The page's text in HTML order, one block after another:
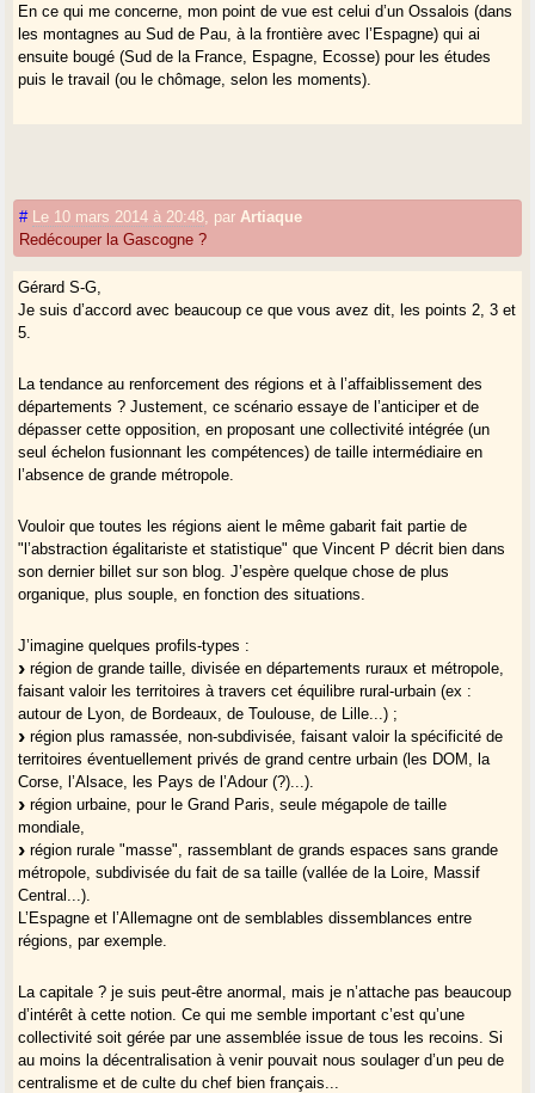
En ce qui me concerne, mon point de vue est celui d’un Ossalois (dans
les montagnes au Sud de Pau, à la frontière avec l’Espagne) qui ai
ensuite bougé (Sud de la France, Espagne, Ecosse) pour les études
puis le travail (ou le chômage, selon les moments).
# Le 10 mars 2014 à 20:48 par Artiaque
Redécouper la Gascogne ?
Gérard S-G,
Je suis d’accord avec beaucoup ce que vous avez dit, les points 2, 3 et
5.
La tendance au renforcement des régions et à l’affaiblissement des
départements ? Justement, ce scénario essaye de l’anticiper et de
dépasser cette opposition, en proposant une collectivité intégrée (un
seul échelon fusionnant les compétences) de taille intermédiaire en
l’absence de grande métropole.
Vouloir que toutes les régions aient le même gabarit fait partie de
"l’abstraction égalitariste et statistique" que Vincent P décrit bien dans
son dernier billet sur son blog. J’espère quelque chose de plus
organique, plus souple, en fonction des situations.
J’imagine quelques profils-types :
région de grande taille, divisée en départements ruraux et métropole,
faisant valoir les territoires à travers cet équilibre rural-urbain (ex :
autour de Lyon, de Bordeaux, de Toulouse, de Lille...) ;
région plus ramassée, non-subdivisée, faisant valoir la spécificité de
territoires éventuellement privés de grand centre urbain (les DOM, la
Corse, l’Alsace, les Pays de l’Adour (?)...).
région urbaine, pour le Grand Paris, seule mégapole de taille
mondiale,
région rurale "masse", rassemblant de grands espaces sans grande
métropole, subdivisée du fait de sa taille (vallée de la Loire, Massif
Central...).
L’Espagne et l’Allemagne ont de semblables dissemblances entre
régions, par exemple.
La capitale ? je suis peut-être anormal, mais je n’attache pas beaucoup
d’intérêt à cette notion. Ce qui me semble important c’est qu’une
collectivité soit gérée par une assemblée issue de tous les recoins. Si
au moins la décentralisation à venir pouvait nous soulager d’un peu de
centralisme et de culte du chef bien français...